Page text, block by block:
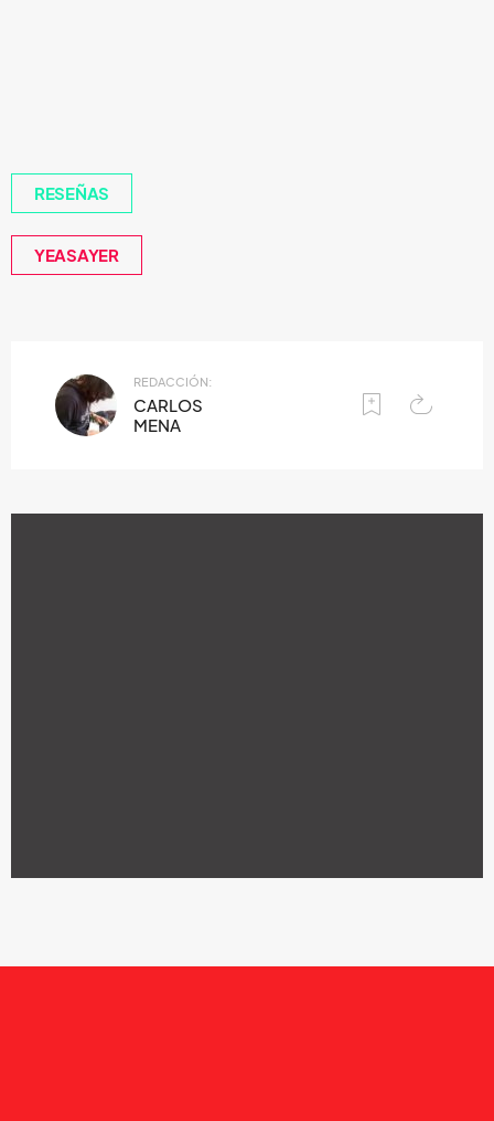
RESEÑAS
YEASAYER
REDACCIÓN:
CARLOS
MENA